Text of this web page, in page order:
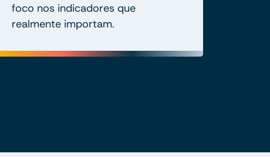
foco nos indicadores que
realmente importam.